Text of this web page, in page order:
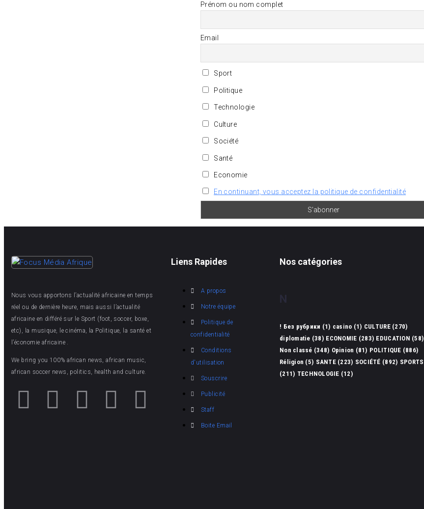
Prénom ou nom complet
Email
Sport
Politique
Technologie
Culture
Société
Santé
Economie
En continuant, vous acceptez la politique de confidentialité
Nous vous apportons l’actualité africaine en temps
réel ou de dernière heure, mais aussi l’actualité
africaine en différé sur le Sport (foot, soccer, boxe,
etc), la musique, le cinéma, la Politique, la santé et
l’économie africaine .
We bring you 100% african news, african music,
african soccer news, politics, health and culture.
Liens Rapides
A propos
Notre équipe
Politique de
confidentialité
Conditions
d'utilisation
Souscrire
Publicité
Staff
Boite Email
Nos catégories
N
! Без рубрики (1) casino (1) CULTURE(270)
diplomatie (38) ECONOMIE (283) EDUCATION (58)
Non classé (348) Opinion (81) POLITIQUE (886)
Réligion (5) SANTE(223) SOCIÉTÉ (892) SPORTS
(211) TECHNOLOGIE (12)